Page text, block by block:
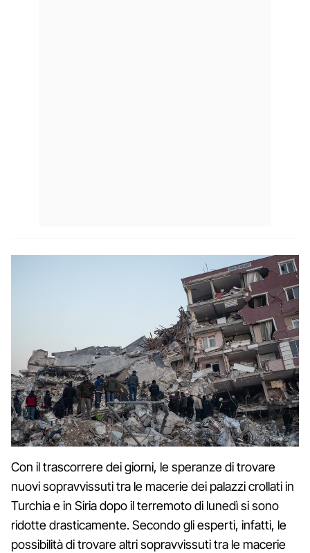
Con il trascorrere dei giorni, le speranze di trovare
nuovi sopravvissuti tra le macerie dei palazzi crollati in
Turchia e in Siria dopo il terremoto di lunedì si sono
ridotte drasticamente. Secondo gli esperti, infatti, le
possibilità di trovare altri sopravvissuti tra le macerie